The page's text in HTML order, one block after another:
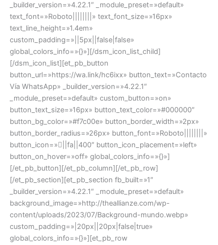
_builder_version=»4.22.1″ _module_preset=»default»
text_font=»Roboto||||||||» text_font_size=»16px»
text_line_height=»1.4em»
custom_padding=»||5px||false|false»
global_colors_info=»{}»][/dsm_icon_list_child]
[/dsm_icon_list][et_pb_button
button_url=»https://wa.link/hc6ixx» button_text=»Contacto
Vía WhatsApp» _builder_version=»4.22.1″
_module_preset=»default» custom_button=»on»
button_text_size=»16px» button_text_color=»#000000″
button_bg_color=»#f7c00e» button_border_width=»2px»
button_border_radius=»26px» button_font=»Roboto||||||||»
button_icon=»||fa||400″ button_icon_placement=»left»
button_on_hover=»off» global_colors_info=»{}»]
[/et_pb_button][/et_pb_column][/et_pb_row]
[/et_pb_section][et_pb_section fb_built=»1″
_builder_version=»4.22.1″ _module_preset=»default»
background_image=»http://theallianze.com/wp-
content/uploads/2023/07/Background-mundo.webp»
custom_padding=»|20px||20px|false|true»
global_colors_info=»{}»][et_pb_row